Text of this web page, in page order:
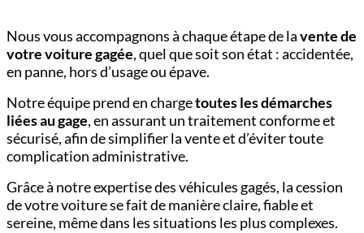
Nous vous accompagnons à chaque étape de lavente de
votre voiture gagée, quel que soit son état : accidentée,
en panne, hors d’usage ou épave.
Notre équipe prend en chargetoutes les démarches
liées au gage, en assurant un traitement conforme et
sécurisé, afin de simplifier la vente et d’éviter toute
complication administrative.
Grâce à notre expertise des véhicules gagés, la cession
de votre voiture se fait de manière claire, fiable et
sereine, même dans les situations les plus complexes.